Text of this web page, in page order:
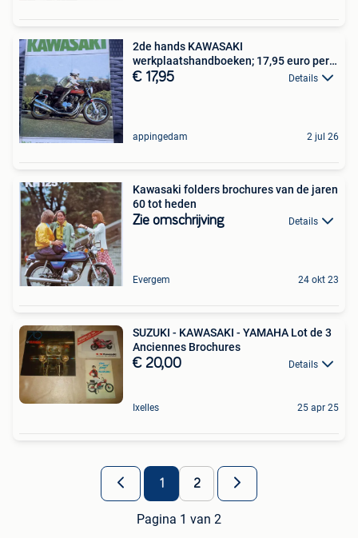
2de hands KAWASAKI
werkplaatshandboeken; 17,95 euro per
stuk
€ 17,95 Details
appingedam 2 jul 26
Kawasaki folders brochures van de jaren
60 tot heden
Zie omschrijving Details
Evergem 24 okt 23
SUZUKI - KAWASAKI - YAMAHA Lot de 3
Anciennes Brochures
€ 20,00 Details
Ixelles 25 apr 25
1 2
Pagina 1 van 2